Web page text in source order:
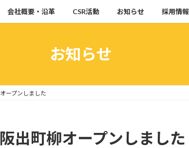
会社概要・沿革 CSR活動 お知らせ 採用情報
お知らせ
ープンしました
出町柳オープンしました